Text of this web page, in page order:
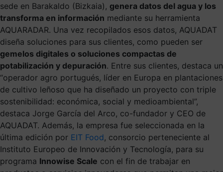
sede en Barakaldo (Bizkaia), genera datos del agua y los
transforma en información mediante su herramienta
AQUARADAR. Una vez recopilados esos datos, AQUADAT
diseña soluciones para sus clientes, como pueden ser
gemelos digitales o soluciones compactas de
potabilización y depuración. Entre sus clientes, destaca un
“operador agro portugués, líder en Europa en plantaciones
de cultivo leñoso que ha diseñado un proyecto con triple
sostenibilidad: económica, social y medioambiental”,
destaca Jorge García del Arco, co-fundador y CEO de
AQUADAT. Además, la empresa fue seleccionada en la
última edición por EIT Food, consorcio perteneciente al
Instituto Europeo de Innovación y Tecnología, para su
programa Innowise Scale con el fin de trabajar en